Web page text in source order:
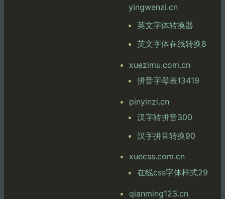
yingwenzi.cn
英文字体转换器
英文字体在线转换8
xuezimu.com.cn
拼音字母表13419
pinyinzi.cn
汉字转拼音300
汉字拼音转换90
xuecss.com.cn
在线css字体样式29
qianming123.cn